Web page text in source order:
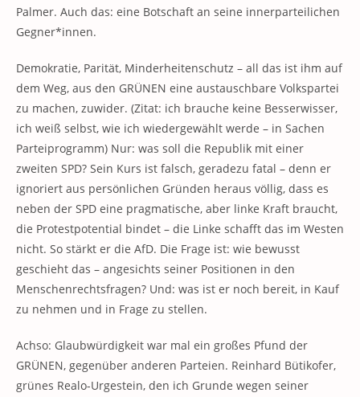
Palmer. Auch das: eine Botschaft an seine innerparteilichen
Gegner*innen.
Demokratie, Parität, Minderheitenschutz – all das ist ihm auf
dem Weg, aus den GRÜNEN eine austauschbare Volkspartei
zu machen, zuwider. (Zitat: ich brauche keine Besserwisser,
ich weiß selbst, wie ich wiedergewählt werde – in Sachen
Parteiprogramm) Nur: was soll die Republik mit einer
zweiten SPD? Sein Kurs ist falsch, geradezu fatal – denn er
ignoriert aus persönlichen Gründen heraus völlig, dass es
neben der SPD eine pragmatische, aber linke Kraft braucht,
die Protestpotential bindet – die Linke schafft das im Westen
nicht. So stärkt er die AfD. Die Frage ist: wie bewusst
geschieht das – angesichts seiner Positionen in den
Menschenrechtsfragen? Und: was ist er noch bereit, in Kauf
zu nehmen und in Frage zu stellen.
Achso: Glaubwürdigkeit war mal ein großes Pfund der
GRÜNEN, gegenüber anderen Parteien. Reinhard Bütikofer,
grünes Realo-Urgestein, den ich Grunde wegen seiner